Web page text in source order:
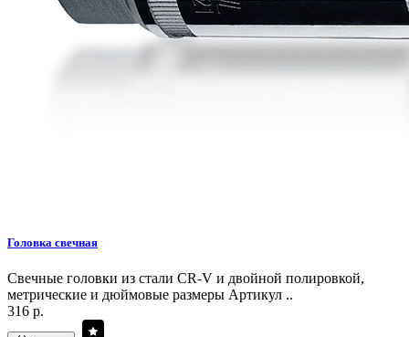
Головка свечная
Свечные головки из стали CR-V и двойной полировкой,
метрические и дюймовые размеры Артикул ..
316 р.